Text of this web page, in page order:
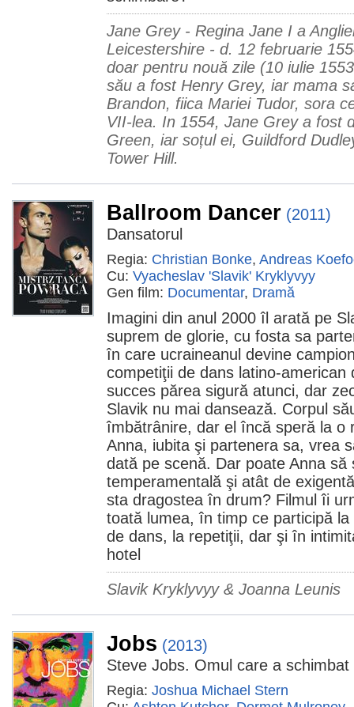
Jane Grey - Regina Jane I a
Leicestershire - d. 12 februarie
doar pentru nouă zile (10 iulie
său a fost Henry Grey, iar mama
Brandon, fiica Mariei Tudor, sora
VII-lea. In 1554, Jane Grey a fost
Green, iar soțul ei, Guildford
Tower Hill.
Ballroom Dancer (2011)
Dansatorul
Regia: Christian Bonke, Andreas
Cu: Vyacheslav 'Slavik' Kryklyvyy
Gen film: Documentar, Dramă
Imagini din anul 2000 îl arată pe
suprem de glorie, cu fosta sa
în care ucraineanul devine
competiţii de dans latino-american
succes părea sigură atunci, dar
Slavik nu mai dansează. Corpul
îmbătrânire, dar el încă speră la o
Anna, iubita şi partenera sa, vrea
dată pe scenă. Dar poate Anna să
temperamentală şi atât de
sta dragostea în drum? Filmul îi
toată lumea, în timp ce participă
de dans, la repetiţii, dar şi în
hotel
Slavik Kryklyvyy & Joanna Leunis
Jobs (2013)
Steve Jobs. Omul care a schimbat
Regia: Joshua Michael Stern